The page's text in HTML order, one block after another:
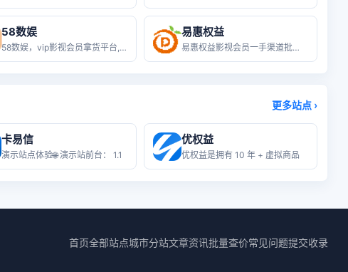
58数娱
58数娱，vip影视会员拿货平台,低
易惠权益
易惠权益影视会员一手渠道批发货源站-
更多站点 ›
卡易信
演示站点体验🌐 演示站前台： 1.1
优权益
优权益是拥有 10 年 + 虚拟商品
首页全部站点城市分站文章资讯批量查价常见问题提交收录